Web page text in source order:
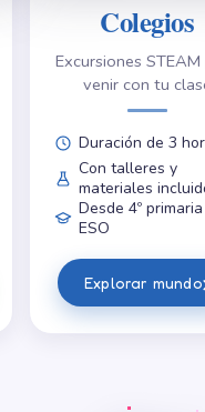
Colegios
Excursiones
venir con tu
Duración de 3
Con talleres y
materiales
Desde 4º primaria
ESO
Explorar mundo